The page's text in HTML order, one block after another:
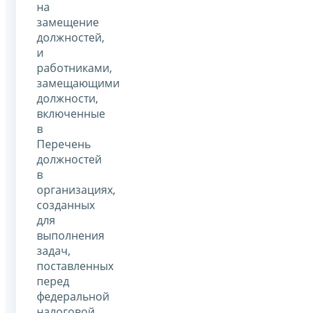
на
замещение
должностей,
и
работниками,
замещающими
должности,
включенные
в
Перечень
должностей
в
организациях,
созданных
для
выполнения
задач,
поставленных
перед
федеральной